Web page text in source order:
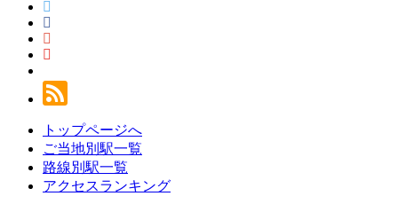
トップページへ
ご当地別駅一覧
路線別駅一覧
アクセスランキング